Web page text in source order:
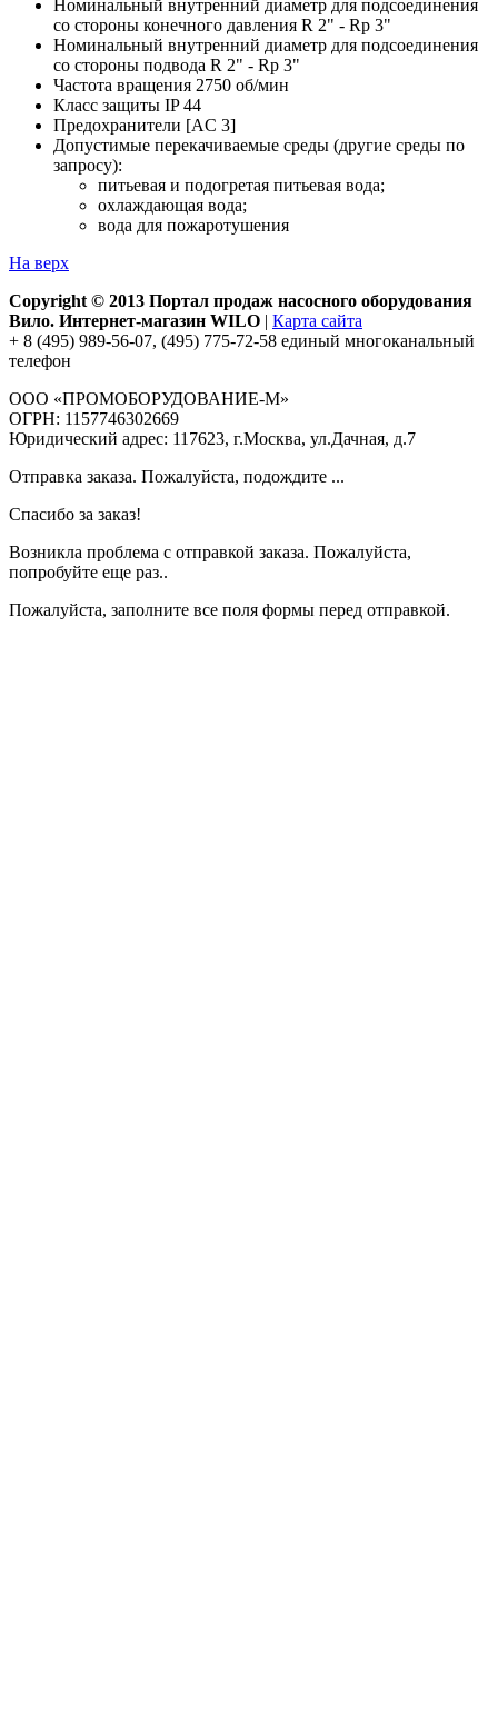
Номинальный внутренний диаметр для подсоединения
со стороны конечного давления R 2" - Rp 3"
Номинальный внутренний диаметр для подсоединения
со стороны подвода R 2" - Rp 3"
Частота вращения 2750 об/мин
Класс защиты IP 44
Предохранители [AC 3]
Допустимые перекачиваемые среды (другие среды по
запросу):
питьевая и подогретая питьевая вода;
охлаждающая вода;
вода для пожаротушения
На верх
Copyright © 2013 Портал продаж насосного оборудования
Вило. Интернет-магазин WILO | Карта сайта
+ 8 (495) 989-56-07, (495) 775-72-58 единый многоканальный
телефон
ООО «ПРОМОБОРУДОВАНИЕ-М»
ОГРН: 1157746302669
Юридический адрес: 117623, г.Москва, ул.Дачная, д.7
Отправка заказа. Пожалуйста, подождите ...
Спасибо за заказ!
Возникла проблема с отправкой заказа. Пожалуйста,
попробуйте еще раз..
Пожалуйста, заполните все поля формы перед отправкой.